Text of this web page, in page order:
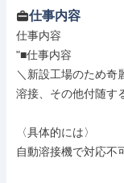
仕事内容
仕事内容
"■仕事内容
＼新設工場のため奇
溶接、その他付随す
〈具体的には〉
自動溶接機で対応不